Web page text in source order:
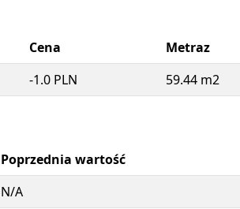
Cena Metraz
-1.0 PLN 59.44 m2
Poprzednia wartość
N/A